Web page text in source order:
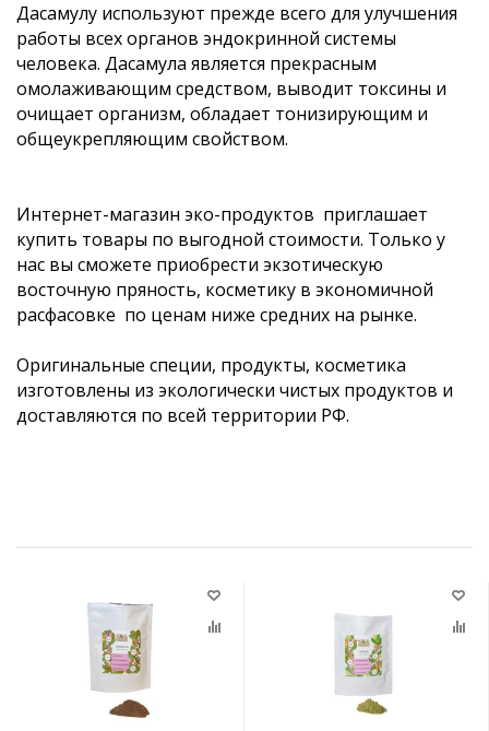
Дасамулу используют прежде всего для улучшения
работы всех органов эндокринной системы
человека. Дасамула является прекрасным
омолаживающим средством, выводит токсины и
очищает организм, обладает тонизирующим и
общеукрепляющим свойством.
Интернет-магазин эко-продуктов приглашает
купить товары по выгодной стоимости. Только у
нас вы сможете приобрести экзотическую
восточную пряность, косметику в экономичной
расфасовке по ценам ниже средних на рынке.
Оригинальные специи, продукты, косметика
изготовлены из экологически чистых продуктов и
доставляются по всей территории РФ.